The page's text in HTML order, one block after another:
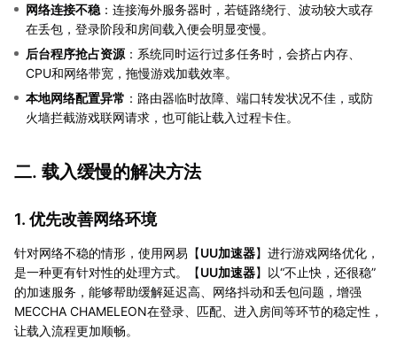
网络连接不稳 ：连接海外服务器时，若链路绕行、波动较大或存
在丢包，登录阶段和房间载入便会明显变慢。
后台程序抢占资源 ：系统同时运行过多任务时，会挤占内存、
CPU和网络带宽，拖慢游戏加载效率。
本地网络配置异常 ：路由器临时故障、端口转发状况不佳，或防
火墙拦截游戏联网请求，也可能让载入过程卡住。
二. 载入缓慢的解决方法
1. 优先改善网络环境
针对网络不稳的情形，使用网易【UU加速器】进行游戏网络优化，
是一种更有针对性的处理方式。【UU加速器】以“不止快，还很稳”
的加速服务，能够帮助缓解延迟高、网络抖动和丢包问题，增强
MECCHA CHAMELEON在登录、匹配、进入房间等环节的稳定性，
让载入流程更加顺畅。